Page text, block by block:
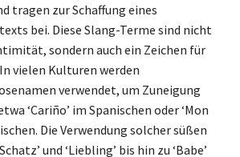
tragen zur Schaffung eines
bei. Diese Slang-Terme sind nicht
sondern auch ein Zeichen für
vielen Kulturen werden
verwendet, um Zuneigung
‘Cariño’ im Spanischen oder ‘Mon
Die Verwendung solcher süßen
und ‘Liebling’ bis hin zu ‘Babe’